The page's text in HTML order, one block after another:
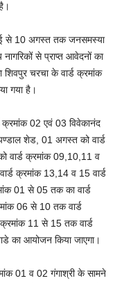
से 10 अगस्त तक जनसमस्या
से प्राप्त आवेदनों का
चरचा के वार्ड क्रमांक
गया है।
क्रमांक 02 एवं 03 विवेकानंद
शेड, 01 अगस्त को वार्ड
वार्ड क्रमांक 09,10,11 व
क्रमांक 13,14 व 15 वार्ड
01 से 05 तक का वार्ड
06 से 10 तक वार्ड
11 से 15 तक वार्ड
का आयोजन किया जाएगा।
01 व 02 गंगाश्री के सामने